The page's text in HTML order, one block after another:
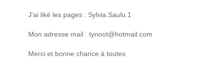
J'ai liké les pages : Sylvia.Saulu.1
Mon adresse mail : tynoot@hotmail.com
Merci et bonne chance à toutes